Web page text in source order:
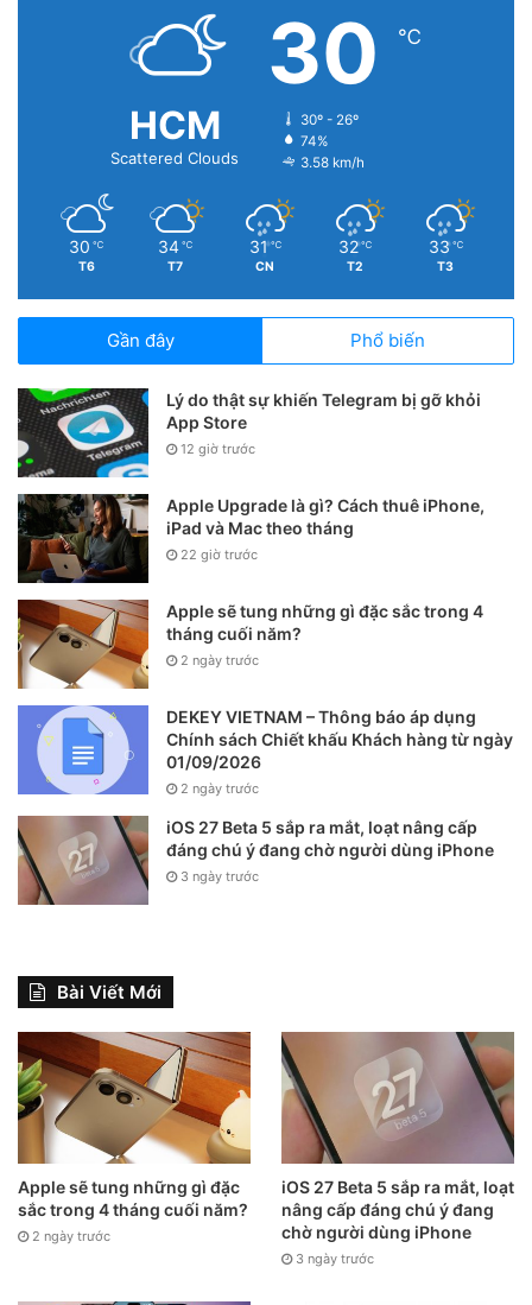
HCM
Scattered Clouds
30 ℃
30º - 26º
74%
3.58 km/h
30 ℃
T6
34 ℃
T7
31 ℃
CN
32 ℃
T2
33 ℃
T3
Gần đây Phổ biến
Lý do thật sự khiến Telegram bị gỡ khỏi
App Store
12 giờ trước
Apple Upgrade là gì? Cách thuê iPhone,
iPad và Mac theo tháng
22 giờ trước
Apple sẽ tung những gì đặc sắc trong 4
tháng cuối năm?
2 ngày trước
DEKEY VIETNAM – Thông báo áp dụng
Chính sách Chiết khấu Khách hàng từ ngày
01/09/2026
2 ngày trước
iOS 27 Beta 5 sắp ra mắt, loạt nâng cấp
đáng chú ý đang chờ người dùng iPhone
3 ngày trước
Bài Viết Mới
Apple sẽ tung những gì đặc
sắc trong 4 tháng cuối năm?
2 ngày trước
iOS 27 Beta 5 sắp ra mắt, loạt
nâng cấp đáng chú ý đang
chờ người dùng iPhone
3 ngày trước